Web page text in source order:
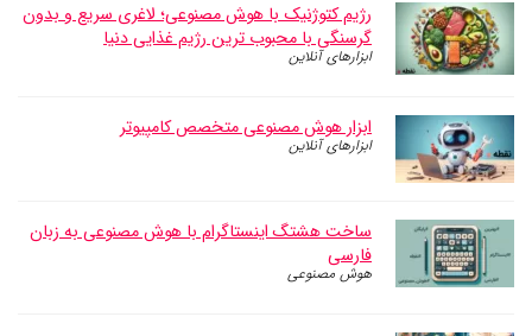
رژیم کتوژنیک با هوش مصنوعی؛ لاغری سریع و بدون
گرسنگی با محبوب ترین رژیم غذایی دنیا
ابزارهای آنلاین
ابزار هوش مصنوعی متخصص کامپیوتر
ابزارهای آنلاین
ساخت هشتگ اینستاگرام با هوش مصنوعی به زبان
فارسی
هوش مصنوعی